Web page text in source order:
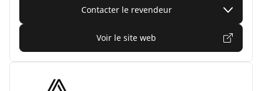
Contacter le revendeur
Voir le site web